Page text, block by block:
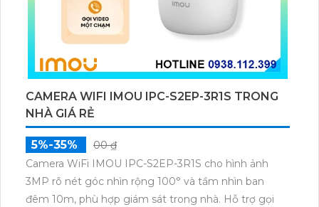
CAMERA WIFI IMOU IPC-S2EP-3R1S TRONG
NHÀ GIÁ RẺ
5%-35%
00 ₫
Camera WiFi IMOU IPC-S2EP-3R1S cho hình ảnh
3MP rõ nét góc nhìn rộng 100° và tầm nhìn ban
đêm 10m, phù hợp giám sát trong nhà. Hỗ trợ gọi